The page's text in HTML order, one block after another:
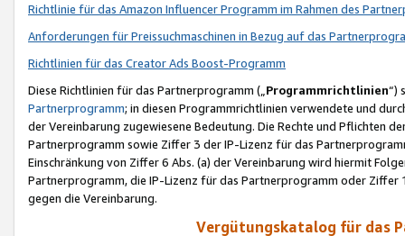
Richtlinie für das Amazon Influencer Programm im Rahmen des
Anforderungen für Preissuchmaschinen in Bezug auf das
Richtlinien für das Creator Ads Boost-Programm
Diese Richtlinien für das Partnerprogramm („Programmrichtlinien“)
Partnerprogramm; in diesen Programmrichtlinien verwendete und
der Vereinbarung zugewiesene Bedeutung. Die Rechte und Pflichten
Partnerprogramm sowie Ziffer 3 der IP-Lizenz für das
Einschränkung von Ziffer 6 Abs. (a) der Vereinbarung wird hiermit
Partnerprogramm, die IP-Lizenz für das Partnerprogramm oder
gegen die Vereinbarung.
Vergütungskatalog für das